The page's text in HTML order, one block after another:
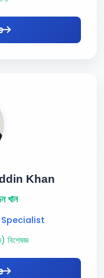
Khan
খান
বিশেষজ্ঞ